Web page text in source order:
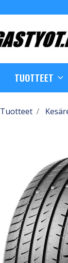
TUOTTEET
Tuotteet